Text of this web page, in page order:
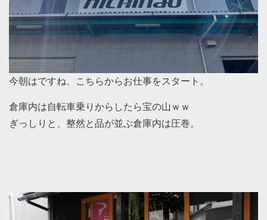
今朝はですね、こちらからお仕事をスタート。
倉庫内は自転車乗りからしたら宝の山ｗｗ
ぎっしりと、整然と品が並ぶ倉庫内は圧巻。